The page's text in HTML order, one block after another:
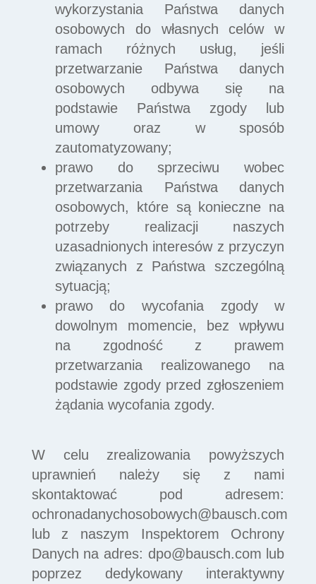
wykorzystania Państwa danych
osobowych do własnych celów w
ramach różnych usług, jeśli
przetwarzanie Państwa danych
osobowych odbywa się na
podstawie Państwa zgody lub
umowy oraz w sposób
zautomatyzowany;
prawo do sprzeciwu wobec
przetwarzania Państwa danych
osobowych, które są konieczne na
potrzeby realizacji naszych
uzasadnionych interesów z przyczyn
związanych z Państwa szczególną
sytuacją;
prawo do wycofania zgody w
dowolnym momencie, bez wpływu
na zgodność z prawem
przetwarzania realizowanego na
podstawie zgody przed zgłoszeniem
żądania wycofania zgody.
W celu zrealizowania powyższych
uprawnień należy się z nami
skontaktować pod adresem:
ochronadanychosobowych@bausch.com
lub z naszym Inspektorem Ochrony
Danych na adres: dpo@bausch.com lub
poprzez dedykowany interaktywny